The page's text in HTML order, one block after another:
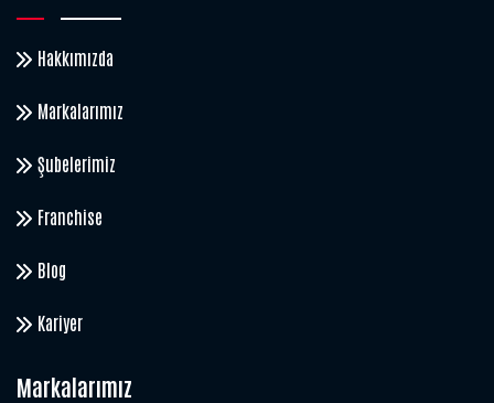
Hakkımızda
Markalarımız
Şubelerimiz
Franchise
Blog
Kariyer
Markalarımız